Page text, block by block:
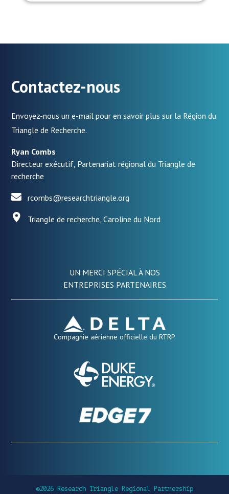
Contactez-nous
Envoyez-nous un e-mail pour en savoir plus sur la Région du
Triangle de Recherche.
Ryan Combs
Directeur exécutif, Partenariat régional du Triangle de
recherche
rcombs@researchtriangle.org
Triangle de recherche, Caroline du Nord
UN MERCI SPÉCIAL À NOS
ENTREPRISES PARTENAIRES
Compagnie aérienne officielle du RTRP
©2026 Research Triangle Regional Partnership